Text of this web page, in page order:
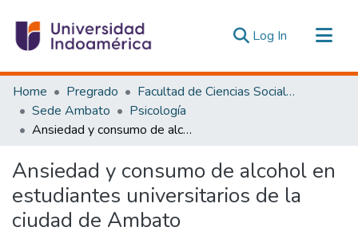
Log In (current)
Communities & Collections
All of DSpace
Statistics
Home Pregrado
Facultad de Ciencias Sociales y Humanas
Sede Ambato
Psicología
Ansiedad y consumo de alcohol en estudiantes universitarios de la ciudad de Ambato
Ansiedad y consumo de alcohol en
estudiantes universitarios de la
ciudad de Ambato